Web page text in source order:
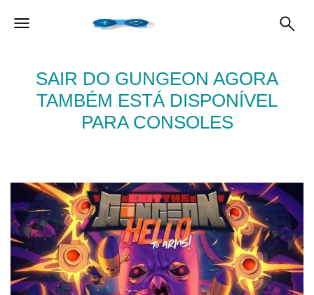
SAIR DO GUNGEON AGORA
TAMBÉM ESTÁ DISPONÍVEL
PARA CONSOLES